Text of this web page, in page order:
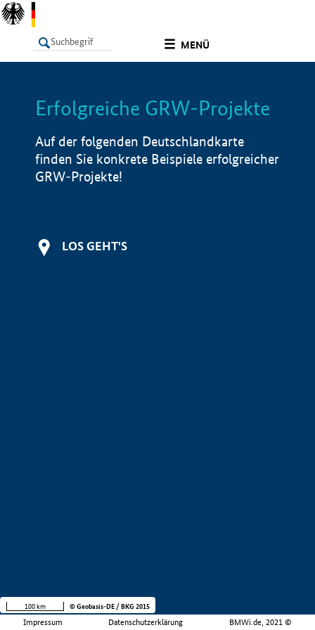
MENÜ
LISTE Info
Erfolgreiche GRW-Projekte
Auf der folgenden Deutschlandkarte
finden Sie konkrete Beispiele erfolgreicher
GRW-Projekte!
LOS GEHT'S
Impressum Datenschutzerklärung BMWi.de, 2021 ©
100 km © Geobasis-DE / BKG 2015